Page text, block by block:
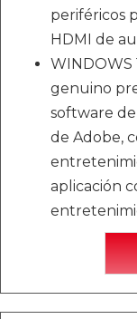
periféricos
HDMI de
WINDOWS
genuino
software
de Adobe,
aplicación